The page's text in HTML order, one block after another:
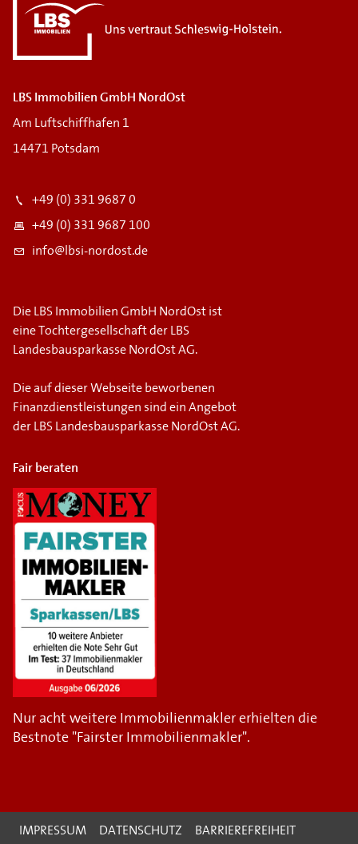
LBS Immobilien GmbH NordOst
Am Luftschiffhafen 1
14471 Potsdam
+49 (0) 331 9687 0
+49 (0) 331 9687 100
info@lbsi-nordost.de
Die LBS Immobilien GmbH NordOst ist
eine Tochtergesellschaft der LBS
Landesbausparkasse NordOst AG.
Die auf dieser Webseite beworbenen
Finanzdienstleistungen sind ein Angebot
der LBS Landesbausparkasse NordOst AG.
Fair beraten
Nur acht weitere Immobilienmakler erhielten die
Bestnote "Fairster Immobilienmakler".
IMPRESSUM DATENSCHUTZ BARRIEREFREIHEIT